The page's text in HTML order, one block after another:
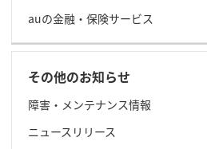
auの金融・保険サービス
その他のお知らせ
障害・メンテナンス情報
ニュースリリース